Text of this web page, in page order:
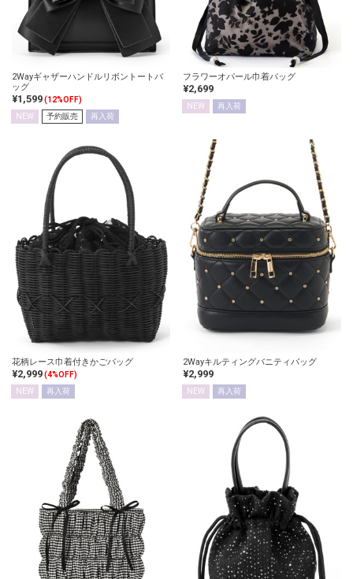
2Wayギャザーハンドルリボントートバ
ッグ
¥1,599(12%OFF)
NEW
予約販売 再入荷
フラワーオパール巾着バッグ
¥2,699
NEW 再入荷
花柄レース巾着付きかごバッグ
¥2,999(4%OFF)
NEW
再入荷
2Wayキルティングバニティバッグ
¥2,999
NEW 再入荷